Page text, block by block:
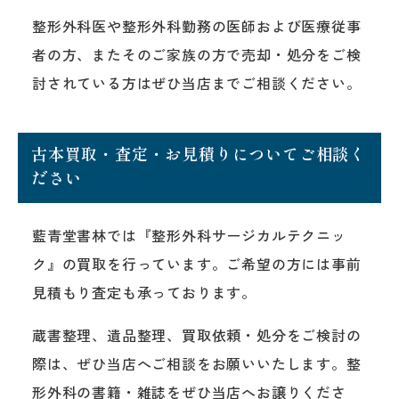
整形外科医や整形外科勤務の医師および医療従事
者の方、またそのご家族の方で売却・処分をご検
討されている方はぜひ当店までご相談ください。
古本買取・査定・お見積りについてご相談く
ださい
藍青堂書林では『整形外科サージカルテクニッ
ク』の買取を行っています。ご希望の方には事前
見積もり査定も承っております。
蔵書整理、遺品整理、買取依頼・処分をご検討の
際は、ぜひ当店へご相談をお願いいたします。整
形外科の書籍・雑誌をぜひ当店へお譲りくださ